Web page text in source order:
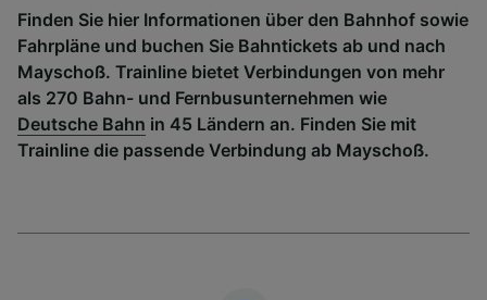
Finden Sie hier Informationen über den Bahnhof sowie
Fahrpläne und buchen Sie Bahntickets ab und nach
Mayschoß. Trainline bietet Verbindungen von mehr
als 270 Bahn- und Fernbusunternehmen wie
Deutsche Bahn in 45 Ländern an. Finden Sie mit
Trainline die passende Verbindung ab Mayschoß.